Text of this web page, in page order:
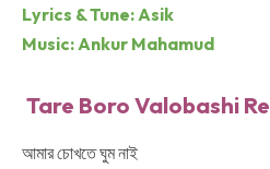
Lyrics & Tune: Asik
Music: Ankur Mahamud
Tare Boro Valobashi Re
আমার চোখতে ঘুম নাই